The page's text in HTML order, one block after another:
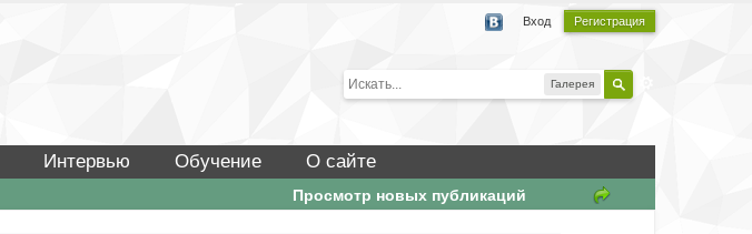
Вход Регистрация
Галерея
Интервью Обучение О сайте
Просмотр новых публикаций